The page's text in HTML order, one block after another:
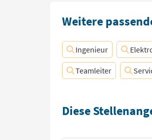
Weitere
Ingenieur
Teamleiter
Diese